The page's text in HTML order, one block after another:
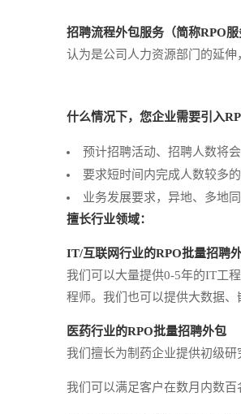
招聘流程外包服务（简称RPO服
认为是公司人力资源部门的延
什么情况下，您企业需要引入
预计招聘活动、招聘人数将
要求短时间内完成人数较多
业务发展要求，异地、多地
擅长行业领域：
IT/互联网行业的RPO批量招聘
我们可以大量提供0-5年的IT工
程师。我们也可以提供大数据
医药行业的RPO批量招聘外包
我们擅长为制药企业提供初级研
我们可以满足客户在数月内数百